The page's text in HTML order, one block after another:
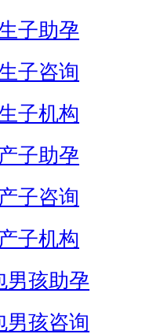
子助孕
子咨询
子机构
子助孕
子咨询
子机构
男孩助孕
男孩咨询